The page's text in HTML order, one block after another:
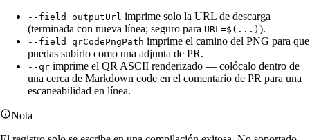
--field outputUrl imprime solo la URL de descarga
(terminada con nueva línea; seguro para URL=$(...) ).
--field qrCodePngPath imprime el camino del PNG para que
puedas subirlo como una adjunta de PR.
--qr imprime el QR ASCII renderizado — colócalo dentro de
una cerca de Markdown code en el comentario de PR para una
escaneabilidad en línea.
Nota